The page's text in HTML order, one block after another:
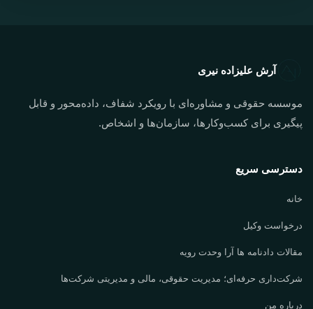
آرش علیزاده نیری
موسسه حقوقی و مشاوره‌ای با رویکرد شفاف، داده‌محور و قابل
پیگیری برای کسب‌وکارها، سازمان‌ها و اشخاص.
دسترسی سریع
خانه
درخواست وکیل
مقالات دادنامه ها آرا وحدت رویه
شرکت‌داری حرفه‌ای؛ مدیریت حقوقی، مالی و مدیریتی شرکت‌ها
درباره من